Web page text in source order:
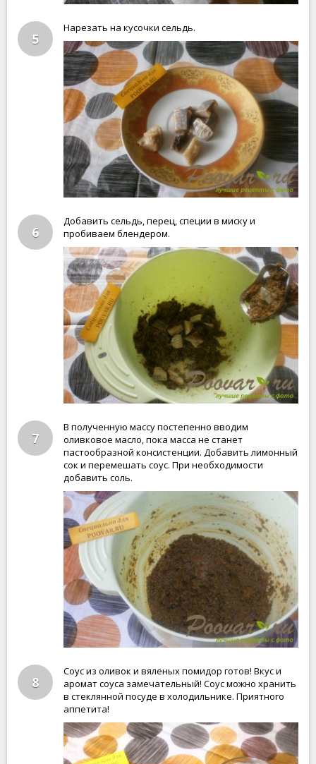
5
Нарезать на кусочки сельдь.
6
Добавить сельдь, перец, специи в миску и
пробиваем блендером.
7
В полученную массу постепенно вводим
оливковое масло, пока масса не станет
пастообразной консистенции. Добавить лимонный
сок и перемешать соус. При необходимости
добавить соль.
8
Соус из оливок и вяленых помидор готов! Вкус и
аромат соуса замечательный! Соус можно хранить
в стеклянной посуде в холодильнике. Приятного
аппетита!